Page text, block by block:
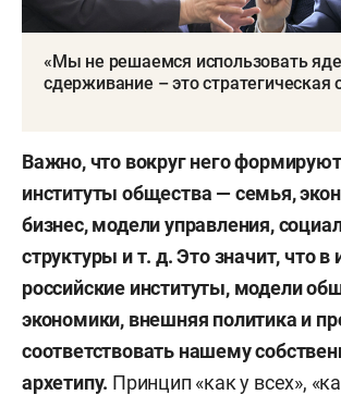
«Мы не решаемся использовать
сдерживание – это стратегическая
Важно, что вокруг него
институты общества — семья,
бизнес, модели управления,
структуры и т. д. Это значит, что в
российские институты, модели
экономики, внешняя политика и
соответствовать нашему
архетипу. Принцип «как у всех»,